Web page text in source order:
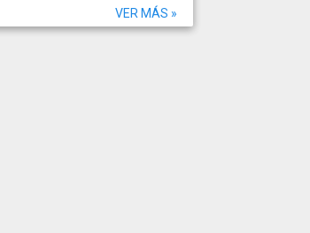
VER MÁS »